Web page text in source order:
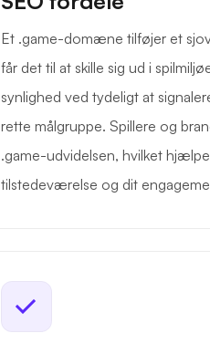
Et .game-domæne tilføjer et
får det til at skille sig ud i
synlighed ved tydeligt at
rette målgruppe. Spillere og
.game-udvidelsen, hvilket
tilstedeværelse og dit